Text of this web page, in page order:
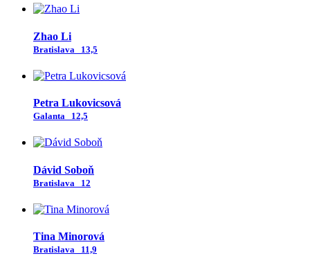
Zhao Li
Bratislava 13,5
Petra Lukovicsová
Galanta 12,5
Dávid Soboň
Bratislava 12
Tina Minorová
Bratislava 11,9